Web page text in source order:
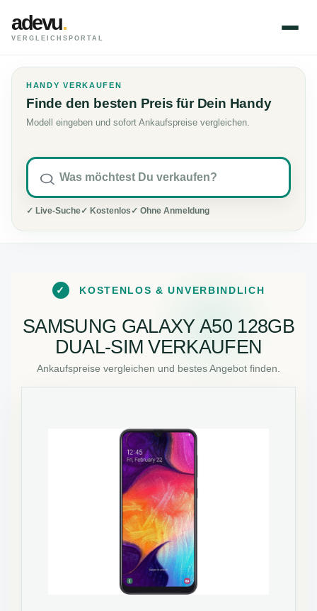
adevu.
VERGLEICHSPORTAL
HANDY VERKAUFEN
Finde den besten Preis für Dein Handy
Modell eingeben und sofort Ankaufspreise vergleichen.
✓ Live-Suche✓ Kostenlos ✓ Ohne Anmeldung
✓ KOSTENLOS & UNVERBINDLICH
SAMSUNG GALAXY A50 128GB
DUAL-SIM VERKAUFEN
Ankaufspreise vergleichen und bestes Angebot finden.